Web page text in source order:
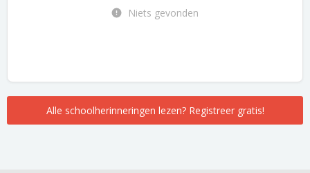
Niets gevonden
Alle schoolherinneringen lezen? Registreer gratis!